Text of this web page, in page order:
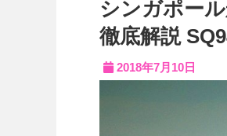
シンガポー
徹底解説
2018年7月10日